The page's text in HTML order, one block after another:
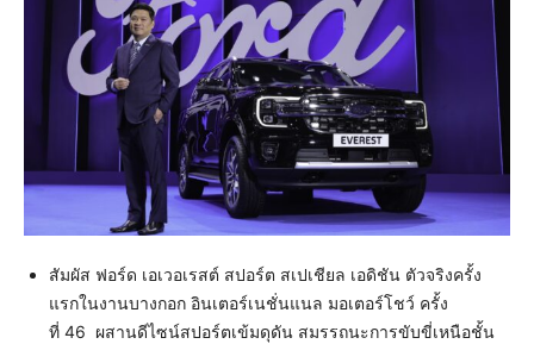
สัมผัส ฟอร์ด เอเวอเรสต์ สปอร์ต สเปเชียล เอดิชัน ตัวจริงครั้ง
แรกในงานบางกอก อินเตอร์เนชั่นแนล มอเตอร์โชว์ ครั้ง
ที่ 46 ผสานดีไซน์สปอร์ตเข้มดุดัน สมรรถนะการขับขี่เหนือชั้น